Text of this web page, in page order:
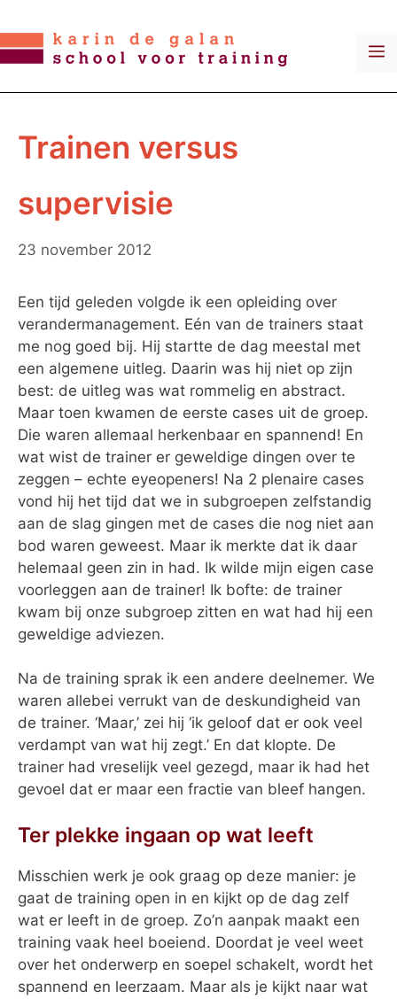
naar
de
Trainen versus
supervisie
23 november 2012
Een tijd geleden volgde ik een opleiding over
verandermanagement. Eén van de trainers staat
me nog goed bij. Hij startte de dag meestal met
een algemene uitleg. Daarin was hij niet op zijn
best: de uitleg was wat rommelig en abstract.
Maar toen kwamen de eerste cases uit de groep.
Die waren allemaal herkenbaar en spannend! En
wat wist de trainer er geweldige dingen over te
zeggen – echte eyeopeners! Na 2 plenaire cases
vond hij het tijd dat we in subgroepen zelfstandig
aan de slag gingen met de cases die nog niet aan
bod waren geweest. Maar ik merkte dat ik daar
helemaal geen zin in had. Ik wilde mijn eigen case
voorleggen aan de trainer! Ik bofte: de trainer
kwam bij onze subgroep zitten en wat had hij een
geweldige adviezen.
Na de training sprak ik een andere deelnemer. We
waren allebei verrukt van de deskundigheid van
de trainer. ‘Maar,’ zei hij ‘ik geloof dat er ook veel
verdampt van wat hij zegt.’ En dat klopte. De
trainer had vreselijk veel gezegd, maar ik had het
gevoel dat er maar een fractie van bleef hangen.
Ter plekke ingaan op wat leeft
Misschien werk je ook graag op deze manier: je
gaat de training open in en kijkt op de dag zelf
wat er leeft in de groep. Zo’n aanpak maakt een
training vaak heel boeiend. Doordat je veel weet
over het onderwerp en soepel schakelt, wordt het
spannend en leerzaam. Maar als je kijkt naar wat